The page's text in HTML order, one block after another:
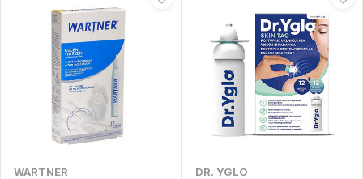
WARTNER DR. YGLO